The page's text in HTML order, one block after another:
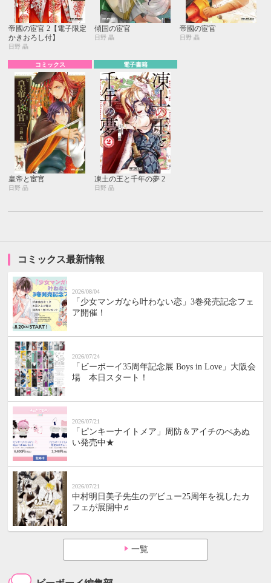
帝國の宦官 2【電子限定
かきおろし付】
日野 晶
傾国の宦官
日野 晶
帝國の宦官
日野 晶
コミックス
皇帝と宦官
日野 晶
電子書籍
凍土の王と千年の夢 2
日野 晶
コミックス最新情報
2026/08/04
「少女マンガなら叶わない恋」3巻発売記念フェ
ア開催！
2026/07/24
「ビーボーイ35周年記念展 Boys in Love」大阪会
場 本日スタート！
2026/07/21
「ピンキーナイトメア」周防＆アイチのぺあぬ
い発売中★
2026/07/21
中村明日美子先生のデビュー25周年を祝したカ
フェが展開中♬
一覧